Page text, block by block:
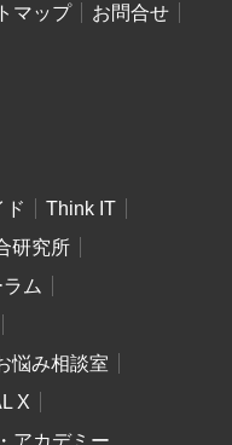
マップ
お問合せ
ド
Think IT
研究所
ム
悩み相談室
X